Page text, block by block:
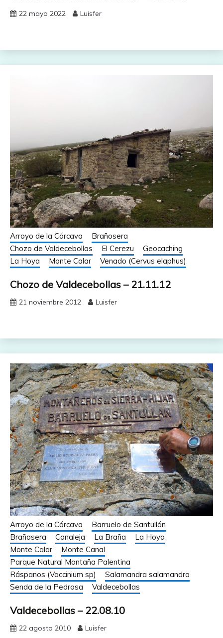
22 mayo 2022 Luisfer
Arroyo de la Cárcava
Brañosera
Chozo de Valdecebollas
El Cerezu
Geocaching
La Hoya
Monte Calar Venado (Cervus elaphus)
Chozo de Valdecebollas – 21.11.12
21 noviembre 2012 Luisfer
Arroyo de la Cárcava
Barruelo de Santullán
Brañosera
Canaleja La Braña
La Hoya
Monte Calar
Monte Canal
Parque Natural Montaña Palentina
Ráspanos (Vaccinium sp)
Salamandra salamandra
Senda de la Pedrosa
Valdecebollas
Valdecebollas – 22.08.10
22 agosto 2010 Luisfer